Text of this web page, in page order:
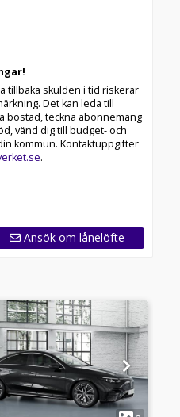
tillbaka skulden i tid riskerar
Det kan leda till
bostad, teckna abonnemang
vänd dig till budget- och
kommun. Kontaktuppgifter
.
Ansök om lånelöfte
1